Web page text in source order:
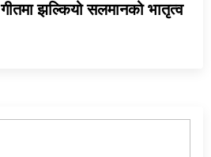
झल्कियो सलमानको भातृत्व